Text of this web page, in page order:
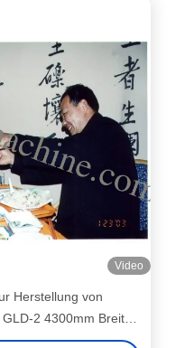
Video
Herstellung von
2 4300mm Breite
Maschengröße